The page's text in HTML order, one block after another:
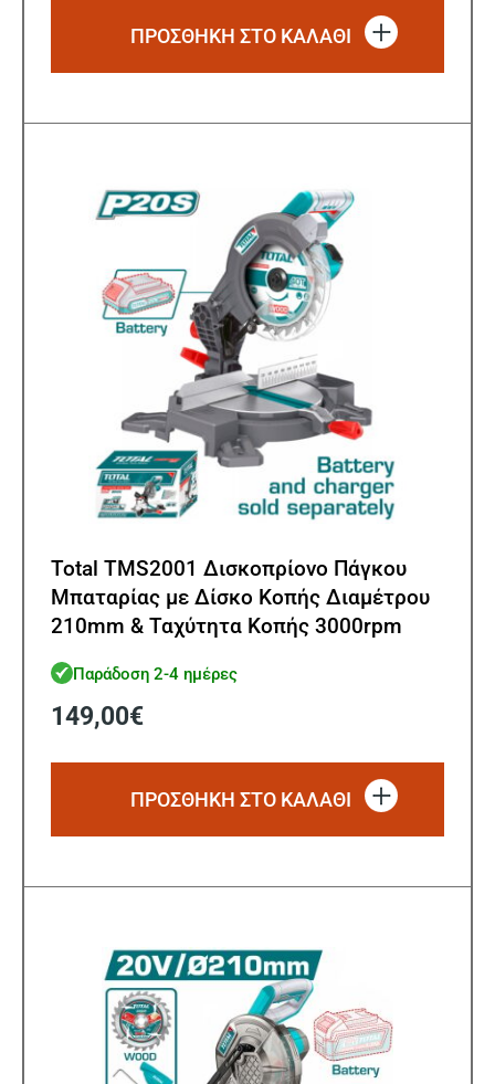
ΠΡΟΣΘΗΚΗ ΣΤΟ ΚΑΛΑΘΙ
Total TMS2001 Δισκοπρίονο Πάγκου
Μπαταρίας με Δίσκο Κοπής Διαμέτρου
210mm & Ταχύτητα Κοπής 3000rpm
Παράδοση 2-4 ημέρες
149,00€
ΠΡΟΣΘΗΚΗ ΣΤΟ ΚΑΛΑΘΙ